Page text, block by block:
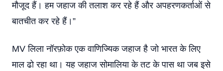
मौजूद हैं। हम जहाज की तलाश कर रहे हैं और अपहरणकर्ताओं से
बातचीत कर रहे हैं।”
MV लिला नॉरफ़ोक एक वाणिज्यिक जहाज है जो भारत के लिए
माल ढो रहा था। यह जहाज सोमालिया के तट के पास था जब इसे